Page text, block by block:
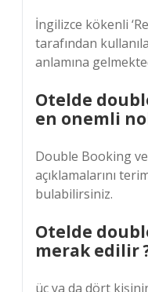
İngilizce kökenli
tarafından
anlamına
Otelde
en onemli
Double Booking
açıklamalarını
bulabilirsiniz.
Otelde
merak edilir
üç ya da dört